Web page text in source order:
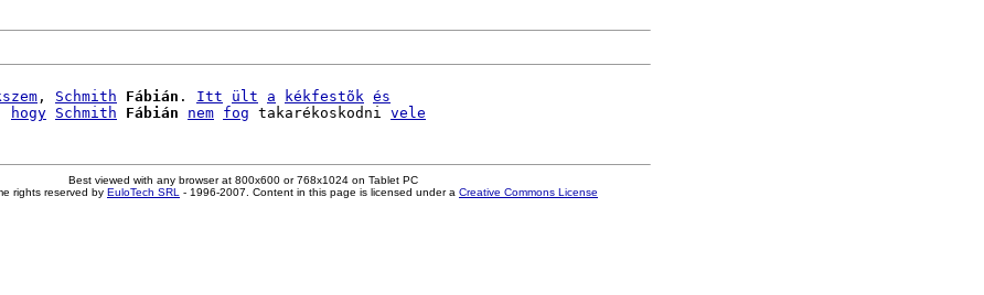
, Schmith Fábián . Itt ült a kékfestõk és
hogy Schmith Fábián nem fog takarékoskodni vele
Best viewed with any browser at 800x600 or 768x1024 on Tablet PC
rights reserved by EuloTech SRL - 1996-2007. Content in this page is licensed under a Creative Commons License